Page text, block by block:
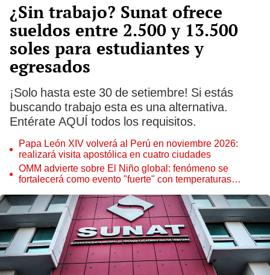
¿Sin trabajo? Sunat ofrece
sueldos entre 2.500 y 13.500
soles para estudiantes y
egresados
¡Solo hasta este 30 de setiembre! Si estás
buscando trabajo esta es una alternativa.
Entérate AQUÍ todos los requisitos.
Papa León XIV volverá al Perú en noviembre 2026:
realizará visita apostólica en cuatro ciudades
OMM advierte sobre El Niño global: fenómeno se
fortalecerá como evento "fuerte" con temperaturas